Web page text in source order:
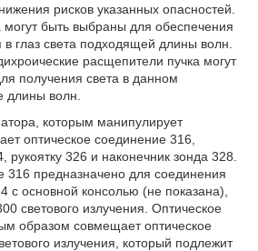
рисков указанных опасностей.
быть выбраны для обеспечения
в глаз света подходящей длины волн.
расщепители пучка могут
получения света в данном
длины волн.
которым манипулирует
оптическое соединение 316,
рукоятку 326 и наконечник зонда 328.
316 предназначено для соединения
с основной консолью (не показана),
светового излучения. Оптическое
образом совмещает оптическое
излучения, который подлежит